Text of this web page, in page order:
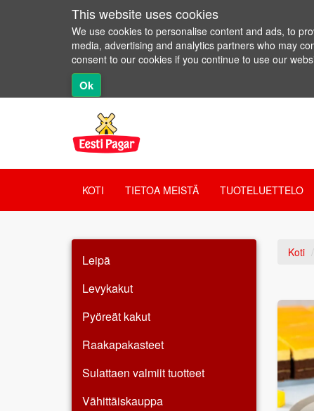
This website uses cookies
We use cookies to personalise content and ads, to
media, advertising and analytics partners who may
consent to our cookies if you continue to use our
Ok
KOTI TIETOA MEISTÄ TUOTELUETTELO
Leipä
Levykakut
Pyöreät kakut
Raakapakasteet
Sulattaen valmiit tuotteet
Vähittäiskauppa
Koti